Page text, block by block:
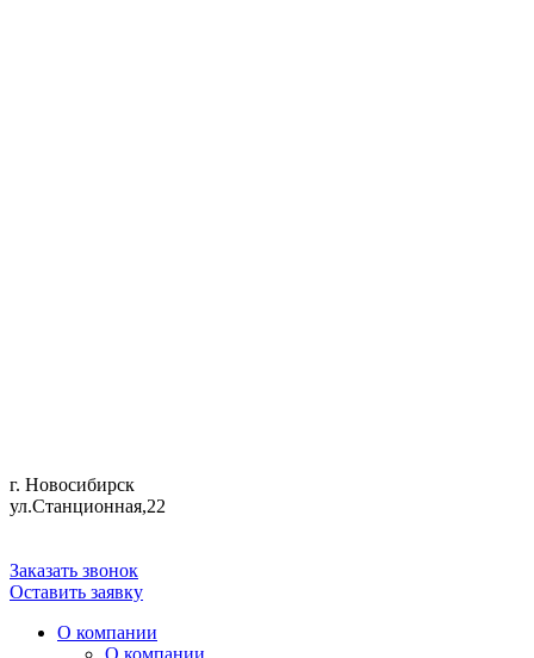
г. Новосибирск
ул.Станционная,22
Заказать звонок
Оставить заявку
О компании
О компании